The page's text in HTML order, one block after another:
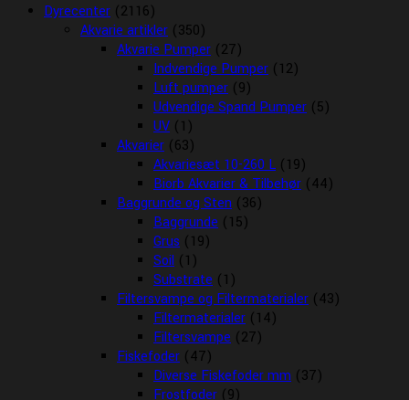
Dyrecenter (2116)
Akvarie artikler (350)
Akvarie Pumper (27)
Indvendige Pumper (12)
Luft pumper (9)
Udvendige Spand Pumper (5)
UV (1)
Akvarier (63)
Akvariesæt 10-260 L (19)
Biorb Akvarier & Tilbehør (44)
Baggrunde og Sten (36)
Baggrunde (15)
Grus (19)
Soil (1)
Substrate (1)
Filtersvampe og Filtermaterialer (43)
Filtermaterialer (14)
Filtersvampe (27)
Fiskefoder (47)
Diverse Fiskefoder mm (37)
Frostfoder (9)